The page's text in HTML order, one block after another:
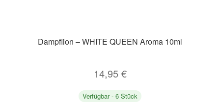
Dampflion – WHITE QUEEN Aroma 10ml
14,95 €
Verfügbar - 6 Stück